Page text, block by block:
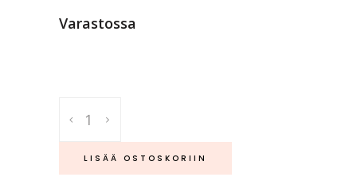
Varastossa
-
postikortti
quantity
LISÄÄ OSTOSKORIIN